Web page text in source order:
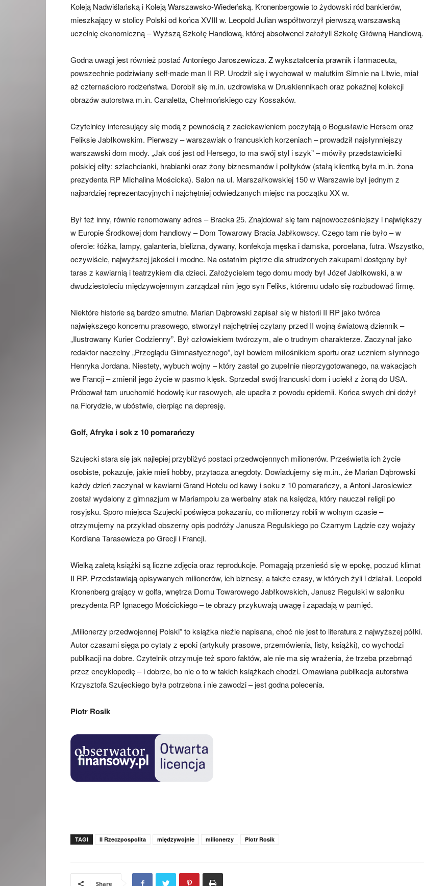
Koleją Nadwiślańską i Koleją Warszawsko-Wiedeńską. Kronenbergowie to żydowski ród bankierów,
mieszkający w stolicy Polski od końca XVIII w. Leopold Julian współtworzył pierwszą warszawską
uczelnię ekonomiczną – Wyższą Szkołę Handlową, której absolwenci założyli Szkołę Główną Handlową.
Godna uwagi jest również postać Antoniego Jaroszewicza. Z wykształcenia prawnik i farmaceuta,
powszechnie podziwiany self-made man II RP. Urodził się i wychował w malutkim Simnie na Litwie, miał
aż czternaścioro rodzeństwa. Dorobił się m.in. uzdrowiska w Druskiennikach oraz pokaźnej kolekcji
obrazów autorstwa m.in. Canaletta, Chełmońskiego czy Kossaków.
Czytelnicy interesujący się modą z pewnością z zaciekawieniem poczytają o Bogusławie Hersem oraz
Feliksie Jabłkowskim. Pierwszy – warszawiak o francuskich korzeniach – prowadził najsłynniejszy
warszawski dom mody. „Jak coś jest od Hersego, to ma swój styl i szyk” – mówiły przedstawicielki
polskiej elity: szlachcianki, hrabianki oraz żony biznesmanów i polityków (stałą klientką była m.in. żona
prezydenta RP Michalina Mościcka). Salon na ul. Marszałkowskiej 150 w Warszawie był jednym z
najbardziej reprezentacyjnych i najchętniej odwiedzanych miejsc na początku XX w.
Był też inny, równie renomowany adres – Bracka 25. Znajdował się tam najnowocześniejszy i największy
w Europie Środkowej dom handlowy – Dom Towarowy Bracia Jabłkowscy. Czego tam nie było – w
ofercie: łóżka, lampy, galanteria, bielizna, dywany, konfekcja męska i damska, porcelana, futra. Wszystko,
oczywiście, najwyższej jakości i modne. Na ostatnim piętrze dla strudzonych zakupami dostępny był
taras z kawiarnią i teatrzykiem dla dzieci. Założycielem tego domu mody był Józef Jabłkowski, a w
dwudziestoleciu międzywojennym zarządzał nim jego syn Feliks, któremu udało się rozbudować firmę.
Niektóre historie są bardzo smutne. Marian Dąbrowski zapisał się w historii II RP jako twórca
największego koncernu prasowego, stworzył najchętniej czytany przed II wojną światową dziennik –
„Ilustrowany Kurier Codzienny”. Był człowiekiem twórczym, ale o trudnym charakterze. Zaczynał jako
redaktor naczelny „Przeglądu Gimnastycznego”, był bowiem miłośnikiem sportu oraz uczniem słynnego
Henryka Jordana. Niestety, wybuch wojny – który zastał go zupełnie nieprzygotowanego, na wakacjach
we Francji – zmienił jego życie w pasmo klęsk. Sprzedał swój francuski dom i uciekł z żoną do USA.
Próbował tam uruchomić hodowlę kur rasowych, ale upadła z powodu epidemii. Końca swych dni dożył
na Florydzie, w ubóstwie, cierpiąc na depresję.
Golf, Afryka i sok z 10 pomarańczy
Szujecki stara się jak najlepiej przybliżyć postaci przedwojennych milionerów. Prześwietla ich życie
osobiste, pokazuje, jakie mieli hobby, przytacza anegdoty. Dowiadujemy się m.in., że Marian Dąbrowski
każdy dzień zaczynał w kawiarni Grand Hotelu od kawy i soku z 10 pomarańczy, a Antoni Jarosiewicz
został wydalony z gimnazjum w Mariampolu za werbalny atak na księdza, który nauczał religii po
rosyjsku. Sporo miejsca Szujecki poświęca pokazaniu, co milionerzy robili w wolnym czasie –
otrzymujemy na przykład obszerny opis podróży Janusza Regulskiego po Czarnym Lądzie czy wojaży
Kordiana Tarasewicza po Grecji i Francji.
Wielką zaletą książki są liczne zdjęcia oraz reprodukcje. Pomagają przenieść się w epokę, poczuć klimat
II RP. Przedstawiają opisywanych milionerów, ich biznesy, a także czasy, w których żyli i działali. Leopold
Kronenberg grający w golfa, wnętrza Domu Towarowego Jabłkowskich, Janusz Regulski w saloniku
prezydenta RP Ignacego Mościckiego – te obrazy przykuwają uwagę i zapadają w pamięć.
„Milionerzy przedwojennej Polski” to książka nieźle napisana, choć nie jest to literatura z najwyższej półki.
Autor czasami sięga po cytaty z epoki (artykuły prasowe, przemówienia, listy, książki), co wychodzi
publikacji na dobre. Czytelnik otrzymuje też sporo faktów, ale nie ma się wrażenia, że trzeba przebrnąć
przez encyklopedię – i dobrze, bo nie o to w takich książkach chodzi. Omawiana publikacja autorstwa
Krzysztofa Szujeckiego była potrzebna i nie zawodzi – jest godna polecenia.
Piotr Rosik
TAGI II Rzeczpospolita międzywojnie milionerzy Piotr Rosik
Share